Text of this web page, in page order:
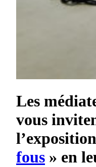
Les
vous
fous » en